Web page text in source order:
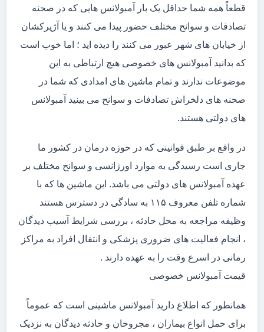
قطعاً همه شما حداقل یک بار آمبولانس هایی که در صحنه
تصادفات و سوانح مختلف حضور پیدا می کنند و یا آژیرکشان
از خیابان های شهر عبور می کنند را دیده اید ؛ اما خوب است
که بدانید آمبولانس های خصوصی هیچ ارتباطی به این
موضوعات ندارند و تمام ماشین های امدادی که شما در
صحنه های دلخراش تصادفات و سوانح می بینید آمبولانس
های دولتی هستند.
در واقع بر طبق قوانینی که در حوزه درمان در کشور ما
جاری است رسیدگی به موارد اورژانسی و سوانح مختلف بر
عهده آمبولانس های دولتی می باشد. این ماشین ها که با
شماره تلفن معروف ۱۱۵ به سادگی در دسترس هستند
وظیفه مراجعه به محل حادثه ، بررسی شرایط آسیب دیدگان
، انجام فعالیت های ضروری پزشکی و انتقال افراد به مراکز
رمانی در اسرع وقت را به عهده دارند .
قیمت آمبولانس خصوصی
همانطور که اطلاع دارید آمبولانس ماشینی است که عموماً
برای حمل انواع بیماران ، مجروحان و حادثه دیدگان به نزدیک